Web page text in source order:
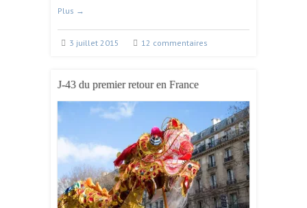
Plus →
3 juillet 2015 12 commentaires
J-43 du premier retour en France